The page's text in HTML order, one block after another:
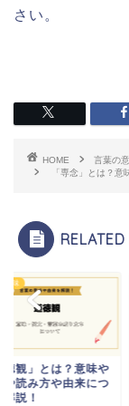
さい。
HOME
言葉の
「専念」とは？意
意味
徳観」とは？意味や
や読み方や由来につ
説！